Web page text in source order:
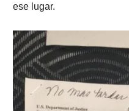
ese lugar.